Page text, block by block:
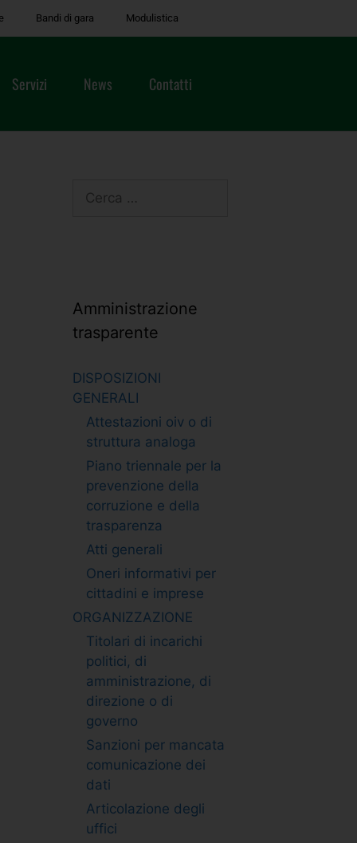
Bandi di gara Modulistica
Servizi News Contatti
Amministrazione
trasparente
DISPOSIZIONI
GENERALI
Attestazioni oiv o di
struttura analoga
Piano triennale per la
prevenzione della
corruzione e della
trasparenza
Atti generali
Oneri informativi per
cittadini e imprese
ORGANIZZAZIONE
Titolari di incarichi
politici, di
amministrazione, di
direzione o di
governo
Sanzioni per mancata
comunicazione dei
dati
Articolazione degli
uffici